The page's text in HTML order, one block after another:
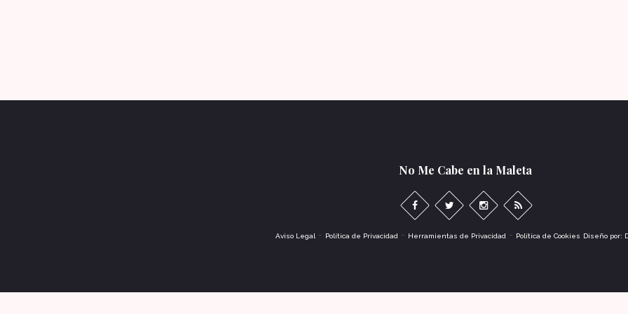
No Me Cabe en la Maleta
Aviso Legal - Política de Privacidad - Herramientas de Privacidad - Política de Cookies Diseño por: